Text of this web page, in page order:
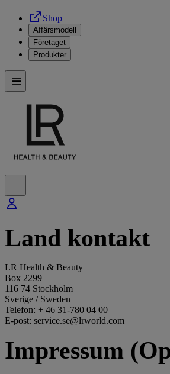
Shop
Affärsmodell
Företaget
Produkter
Land kontakt
LR Health & Beauty
Box 2299
116 74 Stockholm
Sverige / Sweden
Telefon: + 46 31-780 04 00
E-post: service.se@lrworld.com
Impressum